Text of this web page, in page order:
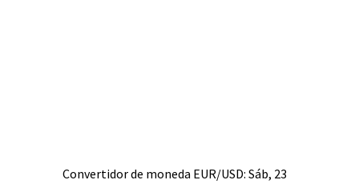
Convertidor de moneda EUR/USD: Sáb, 23